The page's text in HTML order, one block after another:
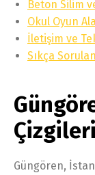
Beton Silim
Okul Oyun
İletişim ve
Sıkça
Güngören,